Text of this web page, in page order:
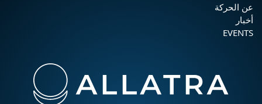
عن الحركة
أخبار
EVENTS